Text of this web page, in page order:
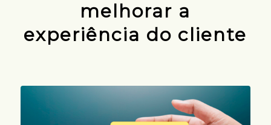
melhorar a
experiência do cliente